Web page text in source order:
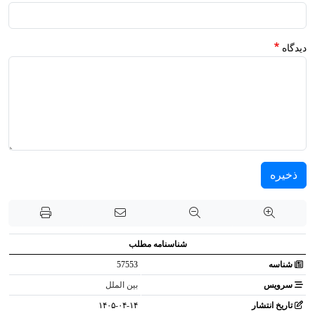
دیدگاه
ذخیره
شناسنامه مطلب
شناسه 57553
سرویس بین الملل
تاریخ انتشار ۱۴۰۵-۰۴-۱۴